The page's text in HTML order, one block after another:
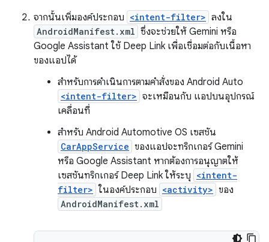
จากนั้นเพิ่มองค์ประกอบ <intent-filter> ลงใน
AndroidManifest.xml ซึ่งจะช่วยให้ Gemini หรือ
Google Assistant ใช้ Deep Link เพื่อเชื่อมต่อกับเนื้อหา
ของแอปได้
สำหรับการดำเนินการตามคำสั่งของ Android Auto
<intent-filter> จะเหมือนกับ แอปบนอุปกรณ์
เคลื่อนที่
สำหรับ Android Automotive OS เซสชัน
CarAppService ของแอปจะทริกเกอร์ Gemini
หรือ Google Assistant หากต้องการอนุญาตให้
เซสชันทริกเกอร์ Deep Link ให้ระบุ <intent-
filter> ในองค์ประกอบ <activity> ของ
AndroidManifest.xml